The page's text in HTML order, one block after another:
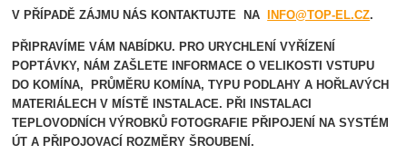
V PŘÍPADĚ ZÁJMU NÁS KONTAKTUJTE NA INFO@TOP-EL.CZ.
PŘIPRAVÍME VÁM NABÍDKU. PRO URYCHLENÍ VYŘÍZENÍ
POPTÁVKY, NÁM ZAŠLETE INFORMACE O VELIKOSTI VSTUPU
DO KOMÍNA, PRŮMĚRU KOMÍNA, TYPU PODLAHY A HOŘLAVÝCH
MATERIÁLECH V MÍSTĚ INSTALACE. PŘI INSTALACI
TEPLOVODNÍCH VÝROBKŮ FOTOGRAFIE PŘIPOJENÍ NA SYSTÉM
ÚT A PŘIPOJOVACÍ ROZMĚRY ŠROUBENÍ.